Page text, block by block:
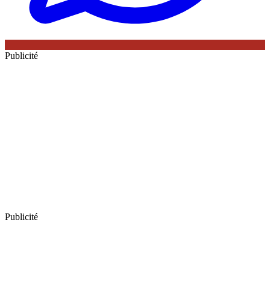
Publicité
Publicité